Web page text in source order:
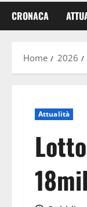
CRONACA
Home 2026
Attualità